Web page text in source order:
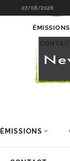
07/08/2026
ÉMISSIONS
ÉMISSIONS